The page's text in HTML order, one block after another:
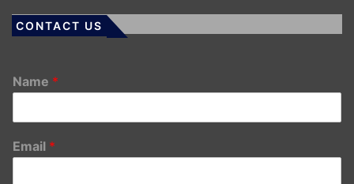
CONTACT US
Name *
Email *